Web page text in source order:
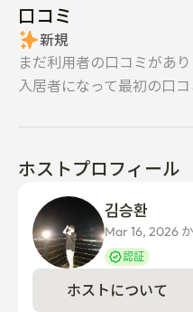
口コミ
新規
まだ利用者の口コミがあり
入居者になって最初の口
ホストプロフィール
Mar 16, 2026
認証
ホストについて